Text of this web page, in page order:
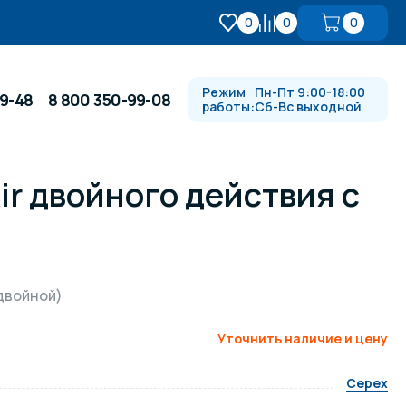
0 0 0
Противотоки и гидромассажи
душевые стойки
48 8 800 350-99-08
Режим
работы:
Пн-Пт 9:00-18:00
Сб-Вс выходной
двойного действия с
Уточнить наличие и цену
Cepex